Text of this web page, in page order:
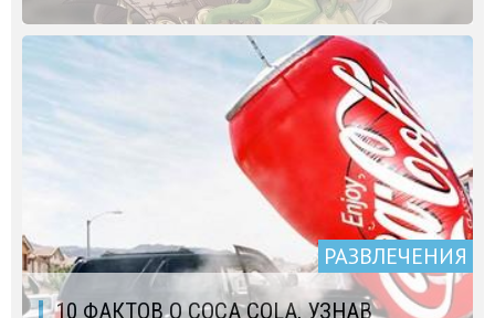
РАЗВЛЕЧЕНИЯ
10 ФАКТОВ О COCA COLA, УЗНАВ